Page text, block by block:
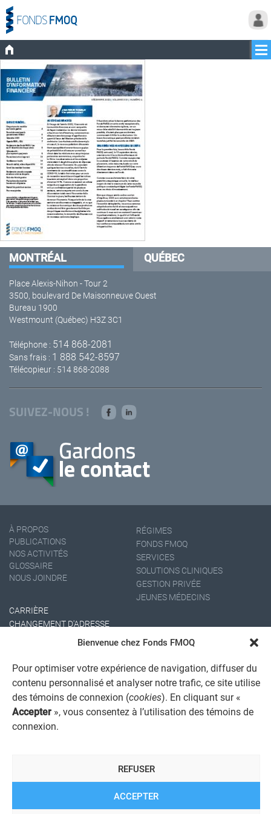
Bienvenue chez Fonds FMOQ
Pour optimiser votre expérience de navigation, diffuser du
contenu personnalisé et analyser notre trafic, ce site utilise
des témoins de connexion (cookies). En cliquant sur «
Accepter », vous consentez à l’utilisation des témoins de
connexion.
ACCEPTER
REFUSER
MONTRÉAL QUÉBEC
Place Alexis-Nihon - Tour 2
3500, boulevard De Maisonneuve Ouest
Bureau 1900
Westmount (Québec) H3Z 3C1
Téléphone : 514 868-2081
Sans frais : 1 888 542-8597
Télécopieur : 514 868-2088
SUIVEZ-NOUS !
À PROPOS
PUBLICATIONS
NOS ACTIVITÉS
GLOSSAIRE
NOUS JOINDRE
RÉGIMES
FONDS FMOQ
SERVICES
SOLUTIONS CLINIQUES
GESTION PRIVÉE
JEUNES MÉDECINS
CARRIÈRE
CHANGEMENT D'ADRESSE
AVIS JURIDIQUE GÉNÉRAL
POLITIQUE DE TRAITEMENT DES PLAINTES
REGISTRE DES CONFLITS D'INTÉRÊTS